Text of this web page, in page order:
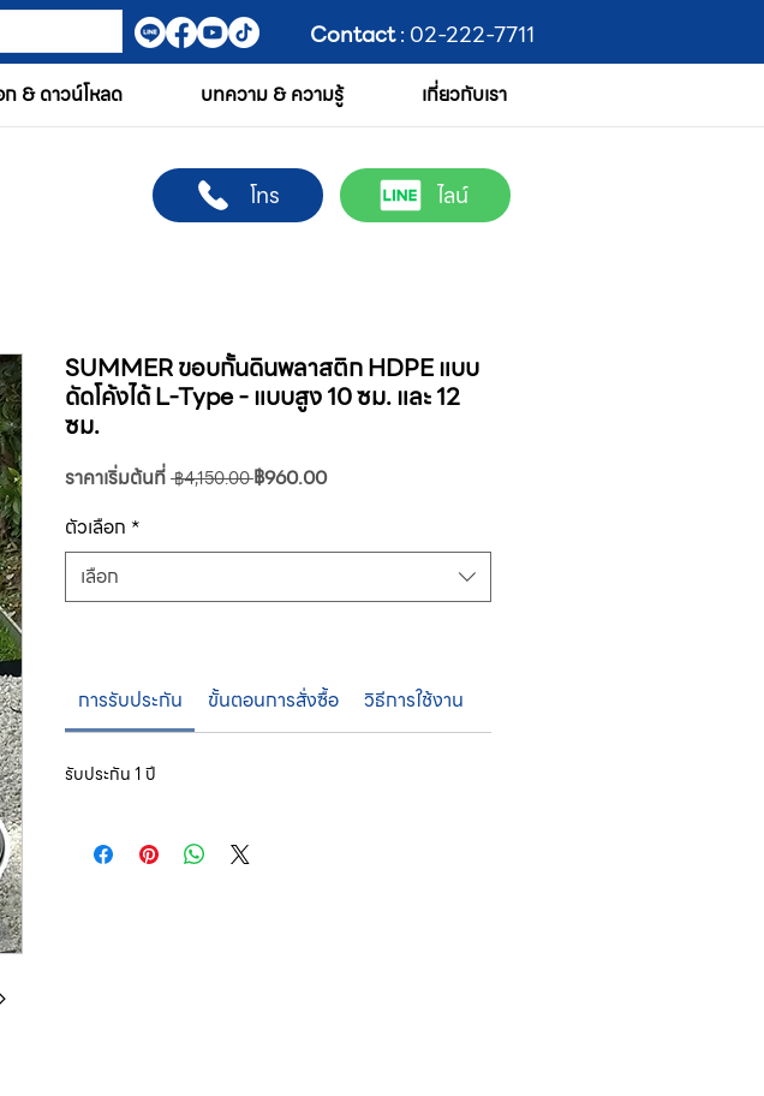
Contact: 02-222-7711
& ดาวน์โหลด บทความ & ความรู้ เกี่ยวกับเรา
SUMMER ขอบกั้นดินพลาสติก HDPE แบบ
ดัดโค้งได้ L-Type - แบบสูง 10 ซม. และ 12
ซม.
ราคาเริ่มต้นที่ ฿4,150.00 ราคา
฿960.00ราคา
ตัวเลือก *
เลือก
การรับประกัน ขั้นตอนการสั่งซื้อ วิธีการใช้งาน
รับประกัน 1 ปี
โทร ไลน์